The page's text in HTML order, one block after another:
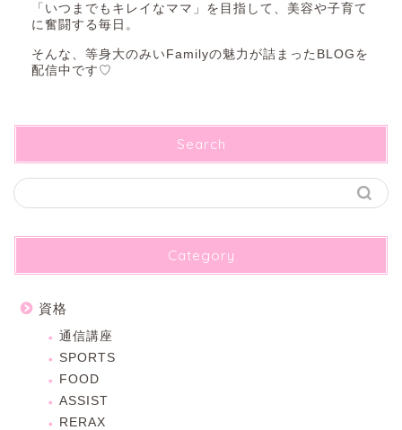
「いつまでもキレイなママ」を目指して、美容や子育て
に奮闘する毎日。
そんな、等身大のみいFamilyの魅力が詰まったBLOGを
配信中です♡
Search
Category
資格
通信講座
SPORTS
FOOD
ASSIST
RERAX